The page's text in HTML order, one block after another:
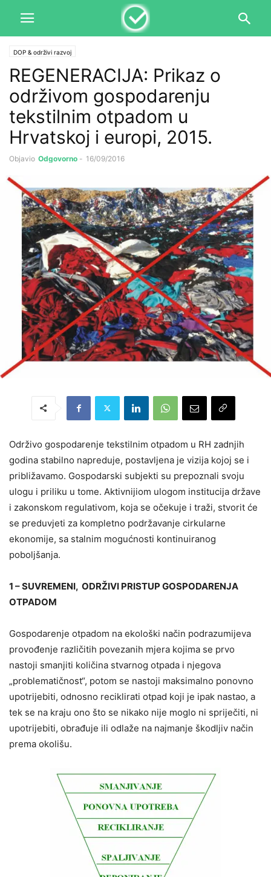
DOP & održivi razvoj
REGENERACIJA: Prikaz o
održivom gospodarenju
tekstilnim otpadom u
Hrvatskoj i europi, 2015.
Objavio Odgovorno - 16/09/2016
Održivo gospodarenje tekstilnim otpadom u RH zadnjih
godina stabilno napreduje, postavljena je vizija kojoj se i
približavamo. Gospodarski subjekti su prepoznali svoju
ulogu i priliku u tome. Aktivnijiom ulogom institucija države
i zakonskom regulativom, koja se očekuje i traži, stvorit će
se preduvjeti za kompletno podržavanje cirkularne
ekonomije, sa stalnim mogućnosti kontinuiranog
poboljšanja.
1 – SUVREMENI, ODRŽIVI PRISTUP GOSPODARENJA
OTPADOM
Gospodarenje otpadom na ekološki način podrazumijeva
provođenje različitih povezanih mjera kojima se prvo
nastoji smanjiti količina stvarnog otpada i njegova
„problematičnost“, potom se nastoji maksimalno ponovno
upotrijebiti, odnosno reciklirati otpad koji je ipak nastao, a
tek se na kraju ono što se nikako nije moglo ni spriječiti, ni
upotrijebiti, obrađuje ili odlaže na najmanje škodljiv način
prema okolišu.